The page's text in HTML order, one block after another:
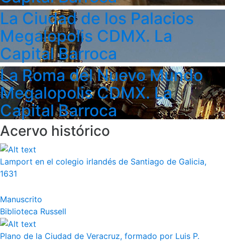
La Ciudad de los Palacios
Megalopolis CDMX. La
Capital Barroca
La Roma del Nuevo Mundo
Megalopolis CDMX. La
Capital Barroca
Acervo histórico
Lamport en el colegio irlandés de Santiago de Galicia,
1631
Manuscrito
Biblioteca Russell
Plano de la Ciudad de Veracruz, formado por Luis P.